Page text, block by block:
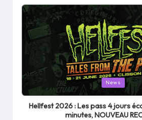
News
Hellfest 2026 : Les pass 4 jours
minutes, NOUVEAU